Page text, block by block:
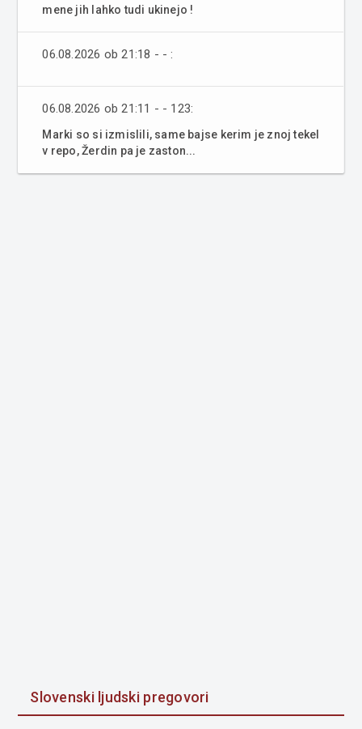
mene jih lahko tudi ukinejo !
06.08.2026 ob 21:18 - - :
06.08.2026 ob 21:11 - - 123:
Marki so si izmislili, same bajse kerim je znoj tekel
v repo, Žerdin pa je zaston...
Slovenski ljudski pregovori